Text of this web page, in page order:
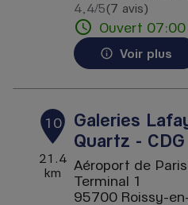
4,4/5 Note de 4.4 sur 5
(7 avis)
Ouvert
Voir plus
10
21.4
km
Galeries
Quartz -
Aéroport de
Terminal 1
95700 Roissy-